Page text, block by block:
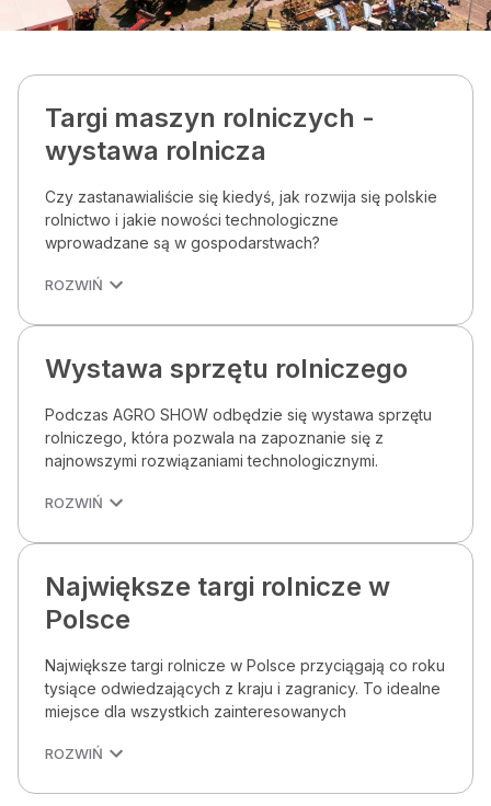
Targi maszyn rolniczych -
wystawa rolnicza
Czy zastanawialiście się kiedyś, jak rozwija się polskie
rolnictwo i jakie nowości technologiczne
wprowadzane są w gospodarstwach?
ROZWIŃ
Wystawa sprzętu rolniczego
Podczas AGRO SHOW odbędzie się wystawa sprzętu
rolniczego, która pozwala na zapoznanie się z
najnowszymi rozwiązaniami technologicznymi.
ROZWIŃ
Największe targi rolnicze w
Polsce
Największe targi rolnicze w Polsce przyciągają co roku
tysiące odwiedzających z kraju i zagranicy. To idealne
miejsce dla wszystkich zainteresowanych
ROZWIŃ